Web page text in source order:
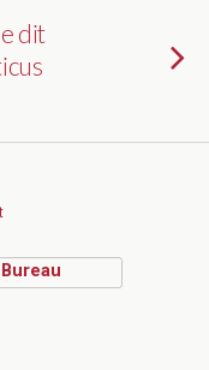
dit
Bureau